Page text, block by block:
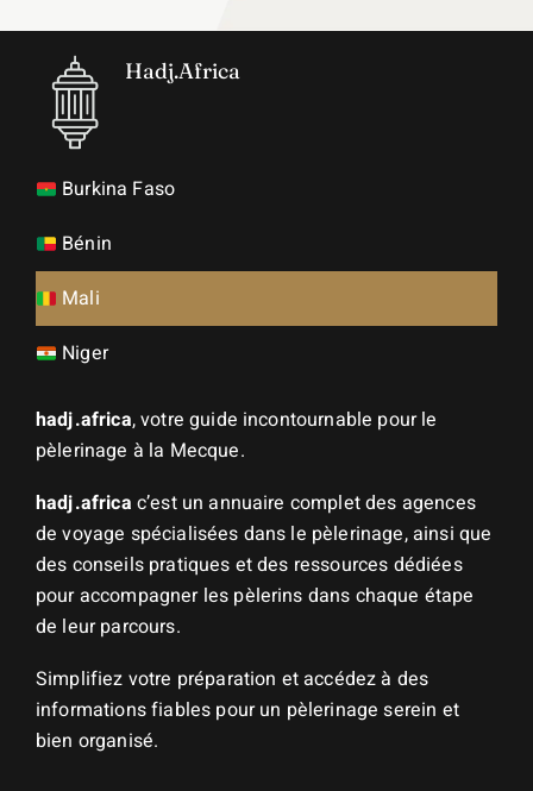
Hadj.Africa
Burkina Faso
Bénin
Mali
Niger
hadj.africa, votre guide incontournable pour le
pèlerinage à la Mecque.
hadj.africa c’est un annuaire complet des agences
de voyage spécialisées dans le pèlerinage, ainsi que
des conseils pratiques et des ressources dédiées
pour accompagner les pèlerins dans chaque étape
de leur parcours.
Simplifiez votre préparation et accédez à des
informations fiables pour un pèlerinage serein et
bien organisé.